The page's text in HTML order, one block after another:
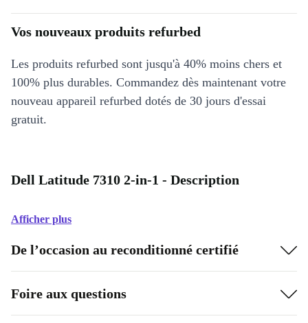
Vos nouveaux produits refurbed
Les produits refurbed sont jusqu'à 40% moins chers et
100% plus durables. Commandez dès maintenant votre
nouveau appareil refurbed dotés de 30 jours d'essai
gratuit.
Dell Latitude 7310 2-in-1 - Description
Afficher plus
De l’occasion au reconditionné certifié
Foire aux questions